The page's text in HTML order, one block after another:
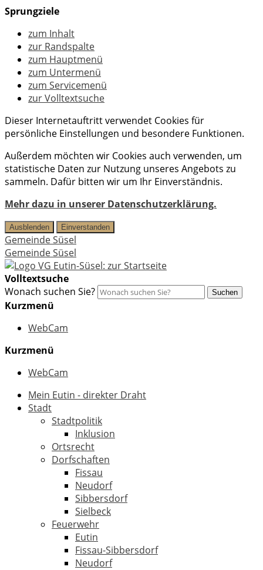
Sprungziele
zum Inhalt
zur Randspalte
zum Hauptmenü
zum Untermenü
zum Servicemenü
zur Volltextsuche
Dieser Internetauftritt verwendet Cookies für
persönliche Einstellungen und besondere Funktionen.
Außerdem möchten wir Cookies auch verwenden, um
statistische Daten zur Nutzung unseres Angebots zu
sammeln. Dafür bitten wir um Ihr Einverständnis.
Mehr dazu in unserer Datenschutzerklärung.
Ausblenden Einverstanden
Gemeinde Süsel
Gemeinde Süsel
Volltextsuche
Wonach suchen Sie?
Suchen
Kurzmenü
WebCam
Kurzmenü
WebCam
Mein Eutin - direkter Draht
Stadt
Stadtpolitik
Inklusion
Ortsrecht
Dorfschaften
Fissau
Neudorf
Sibbersdorf
Sielbeck
Feuerwehr
Eutin
Fissau-Sibbersdorf
Neudorf